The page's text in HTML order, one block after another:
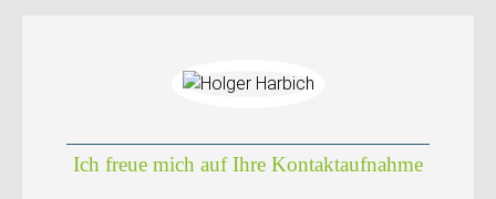
Ich freue mich auf Ihre Kontaktaufnahme